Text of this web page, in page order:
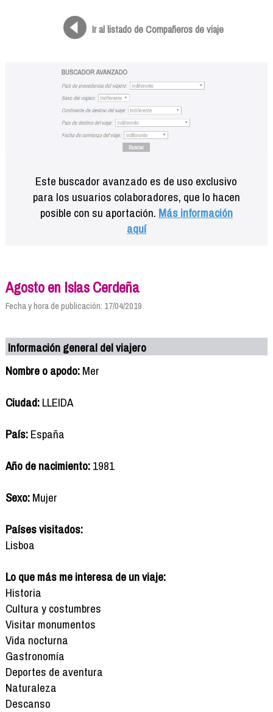
Ir al listado de Compañeros de viaje
Este buscador avanzado es de uso exclusivo
para los usuarios colaboradores, que lo hacen
posible con su aportación. Más información
aquí
Agosto en Islas Cerdeña
Fecha y hora de publicación: 17/04/2019
Información general del viajero
Nombre o apodo:Mer
Ciudad:LLEIDA
País:España
Año de nacimiento:1981
Sexo:Mujer
Países visitados:
Lisboa
Lo que más me interesa de un viaje:
Historia
Cultura y costumbres
Visitar monumentos
Vida nocturna
Gastronomía
Deportes de aventura
Naturaleza
Descanso